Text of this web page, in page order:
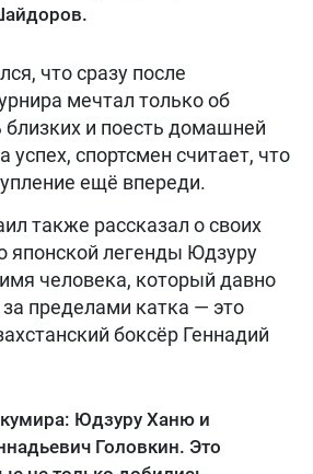
что сразу после
мечтал только об
и поесть домашней
спортсмен считает, что
ещё впереди.
также рассказал о своих
японской легенды Юдзуру
человека, который давно
пределами катка — это
боксёр Геннадий
Юдзуру Ханю и
Головкин. Это